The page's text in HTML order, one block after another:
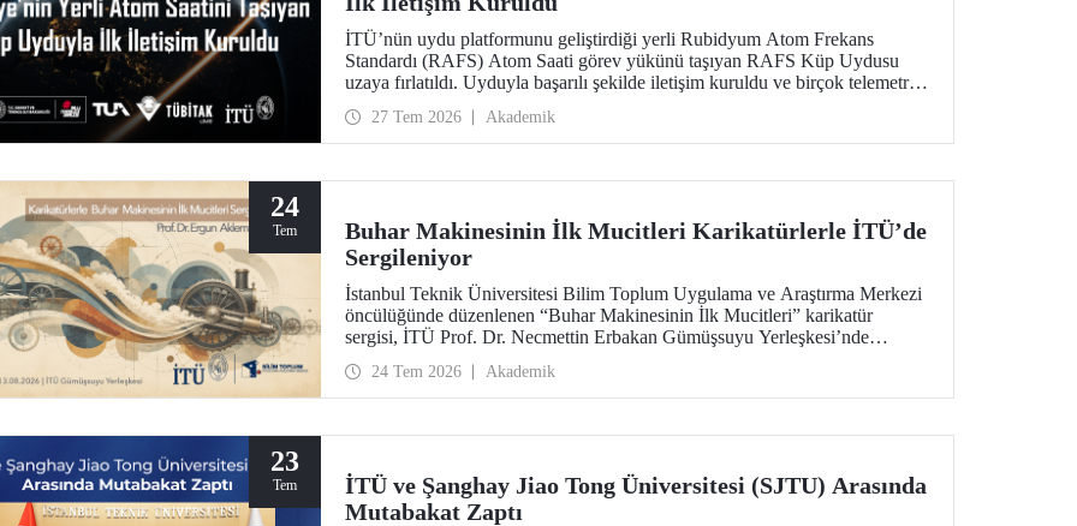
İTÜ’nün uydu platformunu geliştirdiği yerli Rubidyum Atom Frekans
Standardı (RAFS) Atom Saati görev yükünü taşıyan RAFS Küp Uydusu
uzaya fırlatıldı. Uyduyla başarılı şekilde iletişim kuruldu ve birçok telemetri
teknolojileri açısından büyük önem taşıyor.
27 Tem 2026 Akademik
24
Tem
Buhar Makinesinin İlk Mucitleri Karikatürlerle İTÜ’de
Sergileniyor
İstanbul Teknik Üniversitesi Bilim Toplum Uygulama ve Araştırma Merkezi
öncülüğünde düzenlenen “Buhar Makinesinin İlk Mucitleri” karikatür
sergisi, İTÜ Prof. Dr. Necmettin Erbakan Gümüşsuyu Yerleşkesi’nde
arasında ziyarete açık olacak.
24 Tem 2026 Akademik
23
Tem
İTÜ ve Şanghay Jiao Tong Üniversitesi (SJTU) Arasında
Mutabakat Zaptı